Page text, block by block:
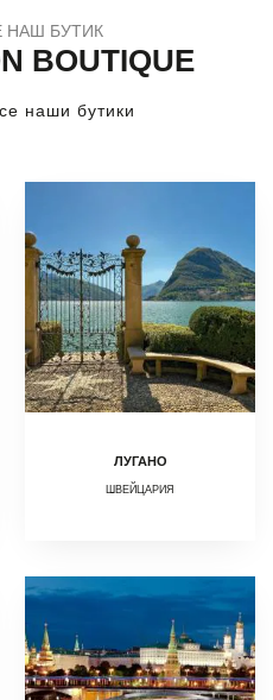
НАШ БУТИК
BOUTIQUE
наши бутики
ЛУГАНО
ШВЕЙЦАРИЯ